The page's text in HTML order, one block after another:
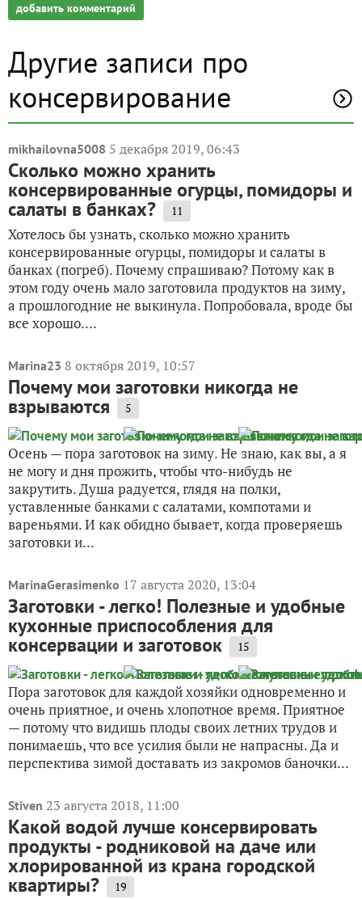
добавить комментарий
Другие записи про
консервирование
mikhailovna5008 5 декабря 2019, 06:43
Сколько можно хранить
консервированные огурцы, помидоры и
салаты в банках? 11
Хотелось бы узнать, сколько можно хранить
консервированные огурцы, помидоры и салаты в
банках (погреб). Почему спрашиваю? Потому как в
этом году очень мало заготовила продуктов на зиму,
а прошлогодние не выкинула. Попробовала, вроде бы
все хорошо....
Marina23 8 октября 2019, 10:57
Почему мои заготовки никогда не
взрываются 5
Осень — пора заготовок на зиму. Не знаю, как вы, а я
не могу и дня прожить, чтобы что-нибудь не
закрутить. Душа радуется, глядя на полки,
уставленные банками с салатами, компотами и
вареньями. И как обидно бывает, когда проверяешь
заготовки и...
MarinaGerasimenko 17 августа 2020, 13:04
Заготовки - легко! Полезные и удобные
кухонные приспособления для
консервации и заготовок 15
Пора заготовок для каждой хозяйки одновременно и
очень приятное, и очень хлопотное время. Приятное
— потому что видишь плоды своих летних трудов и
понимаешь, что все усилия были не напрасны. Да и
перспектива зимой доставать из закромов баночки...
Stiven 23 августа 2018, 11:00
Какой водой лучше консервировать
продукты - родниковой на даче или
хлорированной из крана городской
квартиры? 19